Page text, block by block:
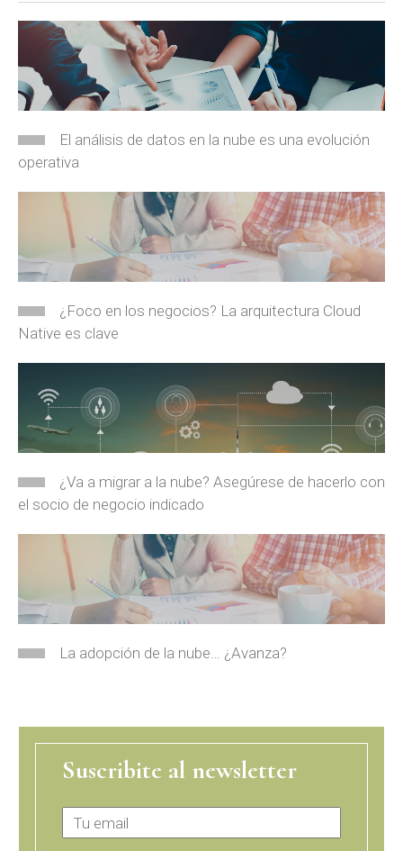
El análisis de datos en la nube es una evolución
operativa
¿Foco en los negocios? La arquitectura Cloud
Native es clave
¿Va a migrar a la nube? Asegúrese de hacerlo con
el socio de negocio indicado
La adopción de la nube… ¿Avanza?
Suscribite al newsletter